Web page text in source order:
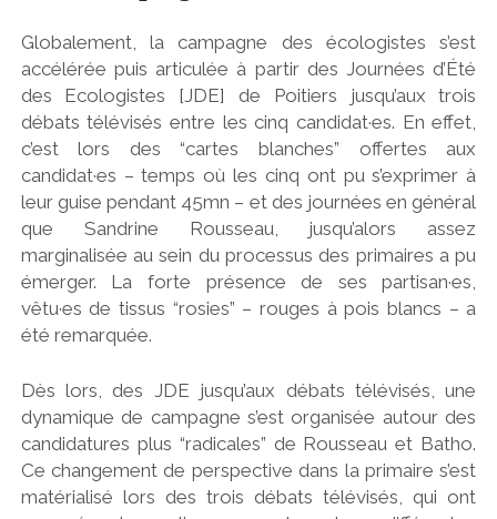
Globalement, la campagne des écologistes s’est
accélérée puis articulée à partir des Journées d’Été
des Ecologistes [JDE] de Poitiers jusqu’aux trois
débats télévisés entre les cinq candidat·es. En effet,
c’est lors des “cartes blanches” offertes aux
candidat·es – temps où les cinq ont pu s’exprimer à
leur guise pendant 45mn – et des journées en général
que Sandrine Rousseau, jusqu’alors assez
marginalisée au sein du processus des primaires a pu
émerger. La forte présence de ses partisan·es,
vêtu·es de tissus “rosies” – rouges à pois blancs – a
été remarquée.
Dès lors, des JDE jusqu’aux débats télévisés, une
dynamique de campagne s’est organisée autour des
candidatures plus “radicales” de Rousseau et Batho.
Ce changement de perspective dans la primaire s’est
matérialisé lors des trois débats télévisés, qui ont